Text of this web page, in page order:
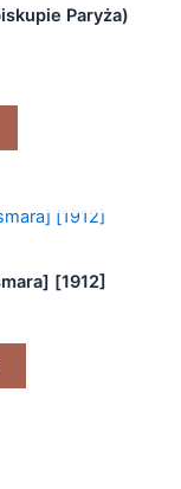
Paryża)
[1912]